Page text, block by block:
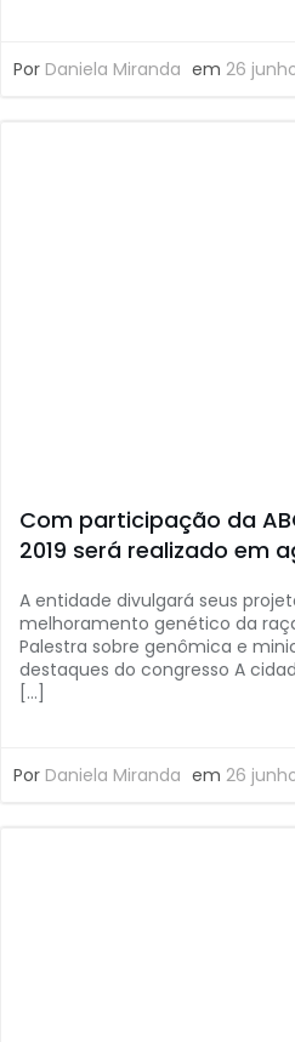
Por Daniela Miranda em 26
Com participação da
2019 será realizado em
A entidade divulgará seus
melhoramento genético da
Palestra sobre genômica e
destaques do congresso A
[…]
Por Daniela Miranda em 26